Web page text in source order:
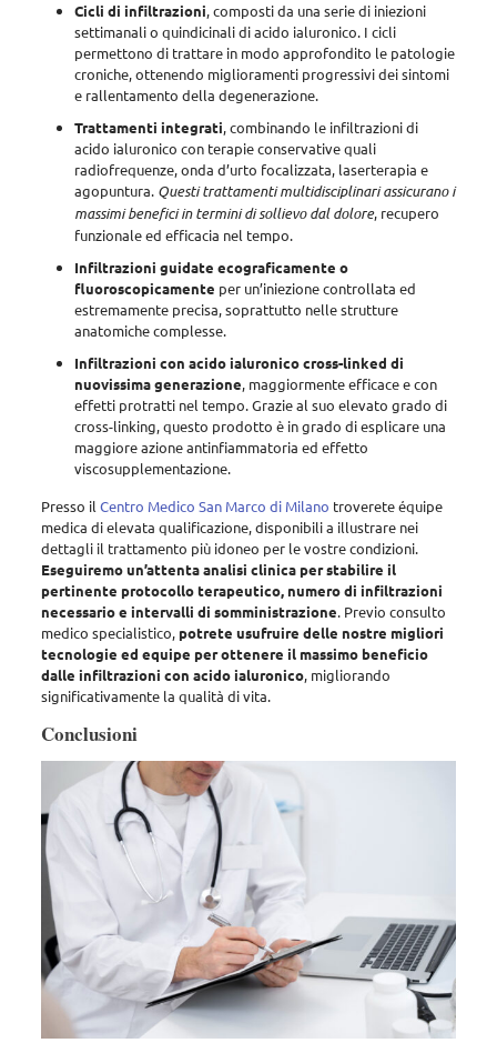
Cicli di infiltrazioni, composti da una serie di iniezioni
settimanali o quindicinali di acido ialuronico. I cicli
permettono di trattare in modo approfondito le patologie
croniche, ottenendo miglioramenti progressivi dei sintomi
e rallentamento della degenerazione.
Trattamenti integrati, combinando le infiltrazioni di
acido ialuronico con terapie conservative quali
radiofrequenze, onda d’urto focalizzata, laserterapia e
agopuntura. Questi trattamenti multidisciplinari assicurano i
massimi benefici in termini di sollievo dal dolore, recupero
funzionale ed efficacia nel tempo.
Infiltrazioni guidate ecograficamente o
fluoroscopicamente per un’iniezione controllata ed
estremamente precisa, soprattutto nelle strutture
anatomiche complesse.
Infiltrazioni con acido ialuronico cross-linked di
nuovissima generazione, maggiormente efficace e con
effetti protratti nel tempo. Grazie al suo elevato grado di
cross-linking, questo prodotto è in grado di esplicare una
maggiore azione antinfiammatoria ed effetto
viscosupplementazione.
Presso il Centro Medico San Marco di Milano troverete équipe
medica di elevata qualificazione, disponibili a illustrare nei
dettagli il trattamento più idoneo per le vostre condizioni.
Eseguiremo un’attenta analisi clinica per stabilire il
pertinente protocollo terapeutico, numero di infiltrazioni
necessario e intervalli di somministrazione. Previo consulto
medico specialistico, potrete usufruire delle nostre migliori
tecnologie ed equipe per ottenere il massimo beneficio
dalle infiltrazioni con acido ialuronico, migliorando
significativamente la qualità di vita.
Conclusioni